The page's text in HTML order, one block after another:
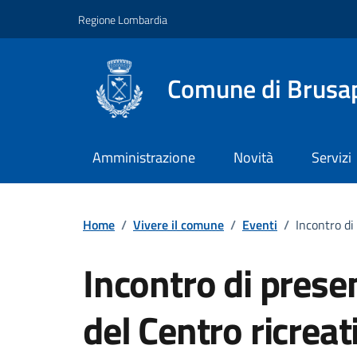
Regione Lombardia
Comune di
Amministrazione Novità Servizi
Home / Vivere il comune / Eventi / Incontro
Incontro di
del Centro